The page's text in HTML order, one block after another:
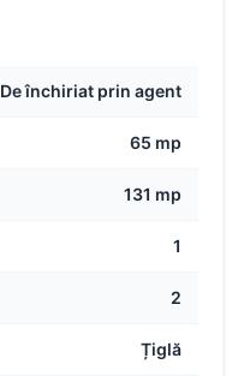
De închiriat prin agent
65 mp
131 mp
1
2
Țiglă